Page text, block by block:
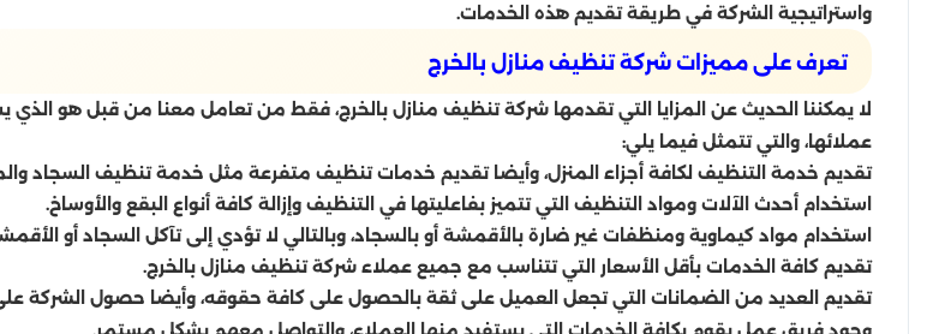
واستراتيجية الشركة في طريقة تقديم هذه الخدمات.
تعرف على مميزات شركة تنظيف منازل بالخرج
لا يمكننا الحديث عن المزايا التي تقدمها شركة تنظيف منازل بالخرج، فقط من تعامل معنا من قبل هو
عملائها، والتي تتمثل فيما يلي:
تقديم خدمة التنظيف لكافة أجزاء المنزل، وأيضا تقديم خدمات تنظيف متفرعة مثل خدمة تنظيف السجاد
استخدام أحدث الآلات ومواد التنظيف التي تتميز بفاعليتها في التنظيف وإزالة كافة أنواع البقع والأوساخ.
استخدام مواد كيماوية ومنظفات غير ضارة بالأقمشة أو بالسجاد، وبالتالي لا تؤدي إلى تآكل السجاد أو
تقديم كافة الخدمات بأقل الأسعار التي تتناسب مع جميع عملاء شركة تنظيف منازل بالخرج.
تقديم العديد من الضمانات التي تجعل العميل على ثقة بالحصول على كافة حقوقه، وأيضا حصول الشركة